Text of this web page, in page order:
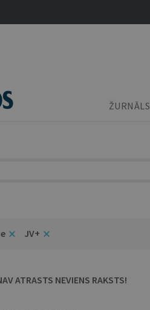
ŽURNĀLS
JV+
ATRASTS NEVIENS RAKSTS!